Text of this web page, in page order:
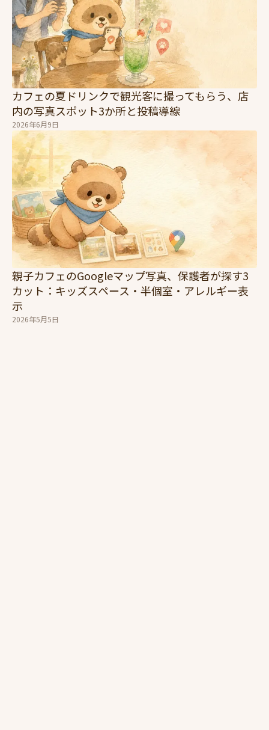
カフェの夏ドリンクで観光客に撮ってもらう、店
内の写真スポット3か所と投稿導線
2026年6月9日
親子カフェのGoogleマップ写真、保護者が探す3
カット：キッズスペース・半個室・アレルギー表
示
2026年5月5日